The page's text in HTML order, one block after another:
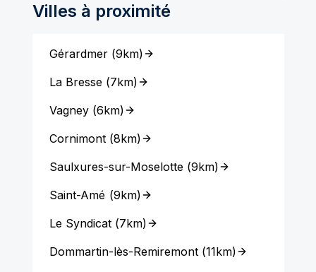
Villes à proximité
Gérardmer(9km)
La Bresse(7km)
Vagney(6km)
Cornimont(8km)
Saulxures-sur-Moselotte(9km)
Saint-Amé (9km)
Le Syndicat(7km)
Dommartin-lès-Remiremont(11km)